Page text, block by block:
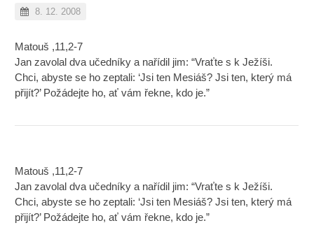
8. 12. 2008
Matouš ,11,2-7
Jan zavolal dva učedníky a nařídil jim: “Vraťte s k Ježíši.
Chci, abyste se ho zeptali: ‘Jsi ten Mesiáš? Jsi ten, který má
přijít?’ Požádejte ho, ať vám řekne, kdo je.”
Matouš ,11,2-7
Jan zavolal dva učedníky a nařídil jim: “Vraťte s k Ježíši.
Chci, abyste se ho zeptali: ‘Jsi ten Mesiáš? Jsi ten, který má
přijít?’ Požádejte ho, ať vám řekne, kdo je.”